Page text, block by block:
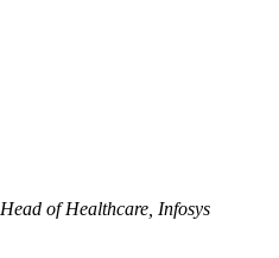
of Healthcare, Infosys